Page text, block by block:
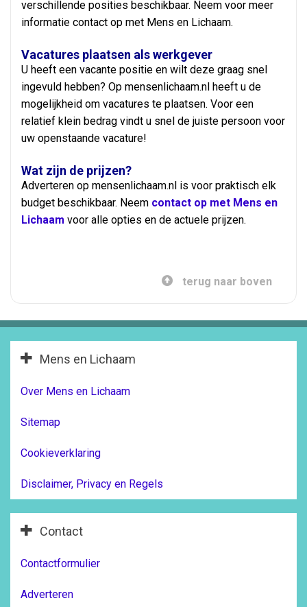
verschillende posities beschikbaar. Neem voor meer
informatie contact op met Mens en Lichaam.
Vacatures plaatsen als werkgever
U heeft een vacante positie en wilt deze graag snel
ingevuld hebben? Op mensenlichaam.nl heeft u de
mogelijkheid om vacatures te plaatsen. Voor een
relatief klein bedrag vindt u snel de juiste persoon voor
uw openstaande vacature!
Wat zijn de prijzen?
Adverteren op mensenlichaam.nl is voor praktisch elk
budget beschikbaar. Neem contact op met Mens en
Lichaam voor alle opties en de actuele prijzen.
terug naar boven
Mens en Lichaam
Over Mens en Lichaam
Sitemap
Cookieverklaring
Disclaimer, Privacy en Regels
Contact
Contactformulier
Adverteren